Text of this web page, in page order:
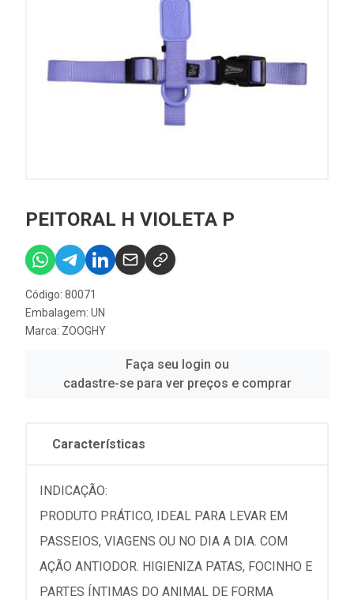
PEITORAL H VIOLETA P
Código: 80071
Embalagem: UN
Marca: ZOOGHY
Faça seu login ou
cadastre-se para ver preços e comprar
Características
INDICAÇÃO:
PRODUTO PRÁTICO, IDEAL PARA LEVAR EM
PASSEIOS, VIAGENS OU NO DIA A DIA. COM
AÇÃO ANTIODOR. HIGIENIZA PATAS, FOCINHO E
PARTES ÍNTIMAS DO ANIMAL DE FORMA